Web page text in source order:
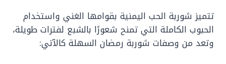
تتميز شوربة الحب اليمنية بقوامها الغني واستخدام
الحبوب الكاملة التي تمنح شعورًا بالشبع لفترات طويلة،
وتعد من وصفات شوربة رمضان السهلة كالآتي: